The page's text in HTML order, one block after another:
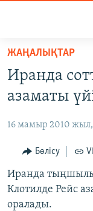
Skip
main
content
to
Navigation
Skip
to
Search
САЯСАТ
ҚАҢТАР
АДАМ
ӘЛЕУМЕТ
ӘЛЕМ
ЖАҢАЛЫҚТАР
Иранда
азаматы
16 мамыр 2010 жыл,
Бөлісу
Иранда
Клотилде Рейс
оралады.